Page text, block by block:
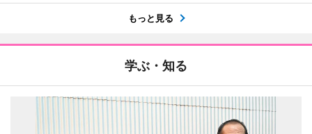
もっと見る
学ぶ・知る